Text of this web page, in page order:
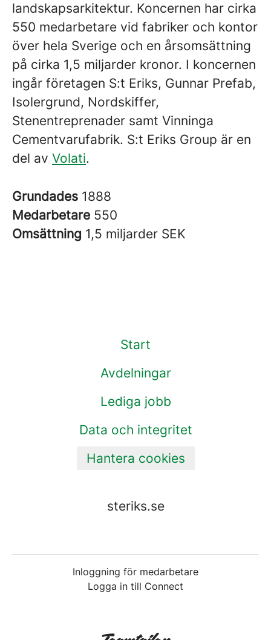
landskapsarkitektur. Koncernen har cirka
550 medarbetare vid fabriker och kontor
över hela Sverige och en årsomsättning
på cirka 1,5 miljarder kronor. I koncernen
ingår företagen S:t Eriks, Gunnar Prefab,
Isolergrund, Nordskiffer,
Stenentreprenader samt Vinninga
Cementvarufabrik. S:t Eriks Group är en
del av Volati.
Grundades 1888
Medarbetare 550
Omsättning 1,5 miljarder SEK
Start
Avdelningar
Lediga jobb
Data och integritet
Hantera cookies
steriks.se
Inloggning för medarbetare
Logga in till Connect